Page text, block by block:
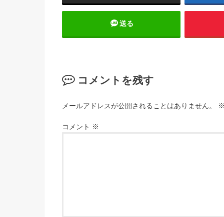
送る
コメントを残す
メールアドレスが公開されることはありません。
コメント ※